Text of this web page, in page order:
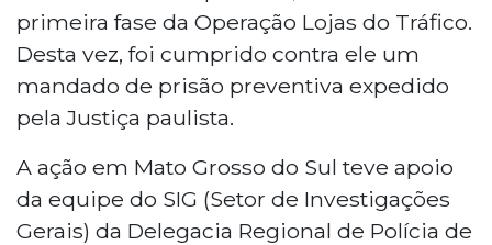
Epitácio (SP), resultou na expedição de 17
mandados de prisão. Ao todo, sete dos
nove investigados em liberdade foram
capturados, enquanto dois permanecem
foragidos.
primeira fase da Operação Lojas do Tráfico.
Desta vez, foi cumprido contra ele um
mandado de prisão preventiva expedido
pela Justiça paulista.
A ação em Mato Grosso do Sul teve apoio
da equipe do SIG (Setor de Investigações
Gerais) da Delegacia Regional de Polícia de